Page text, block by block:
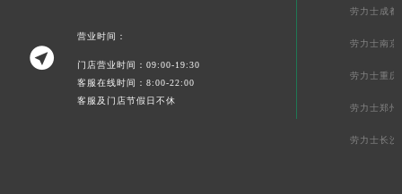

营业时间：
门店营业时间：09:00-19:30
客服在线时间：8:00-22:00
客服及门店节假日不休
劳力士成都
劳力士南京
劳力士重庆
劳力士郑州
劳力士长沙